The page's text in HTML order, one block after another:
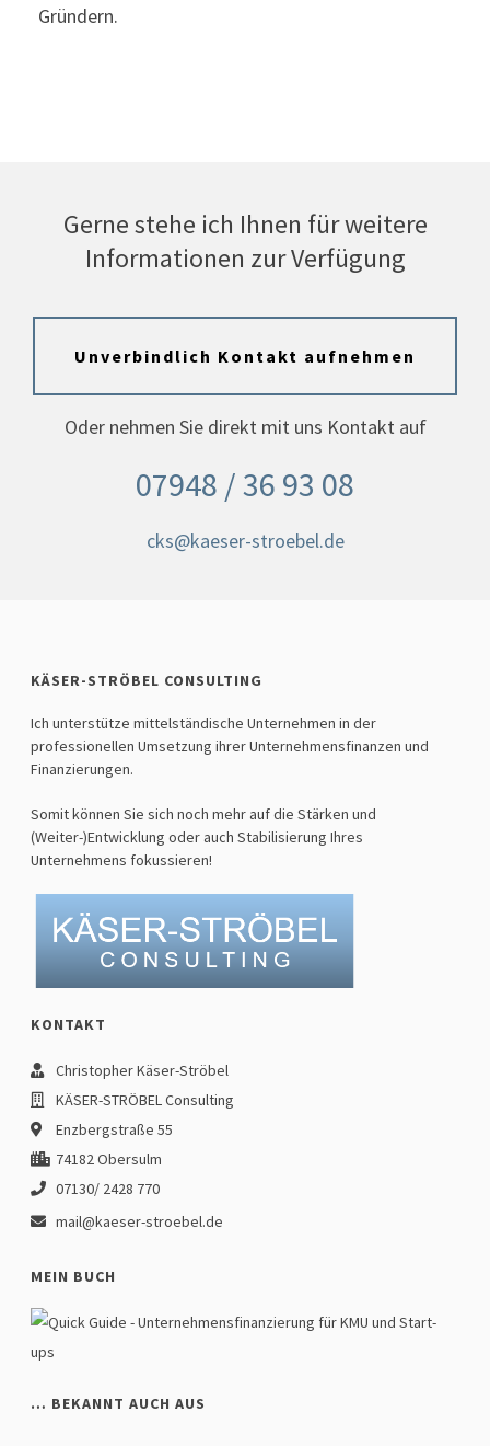
Gründern.
Gerne stehe ich Ihnen für weitere
Informationen zur Verfügung
Unverbindlich Kontakt aufnehmen
Oder nehmen Sie direkt mit uns Kontakt auf
07948 / 36 93 08
cks@kaeser-stroebel.de
KÄSER-STRÖBEL CONSULTING
Ich unterstütze mittelständische Unternehmen in der
professionellen Umsetzung ihrer Unternehmensfinanzen und
Finanzierungen.
Somit können Sie sich noch mehr auf die Stärken und
(Weiter-)Entwicklung oder auch Stabilisierung Ihres
Unternehmens fokussieren!
KONTAKT
Christopher Käser-Ströbel
KÄSER-STRÖBEL Consulting
Enzbergstraße 55
74182 Obersulm
07130/ 2428 770
mail@kaeser-stroebel.de
MEIN BUCH
… BEKANNT AUCH AUS